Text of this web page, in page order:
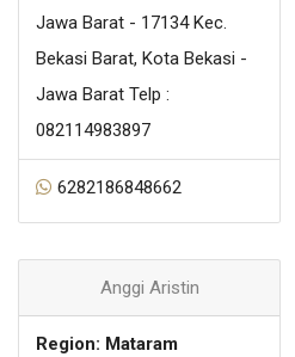
Jawa Barat - 17134 Kec.
Bekasi Barat, Kota Bekasi -
Jawa Barat Telp :
082114983897
6282186848662
Anggi Aristin
Region: Mataram